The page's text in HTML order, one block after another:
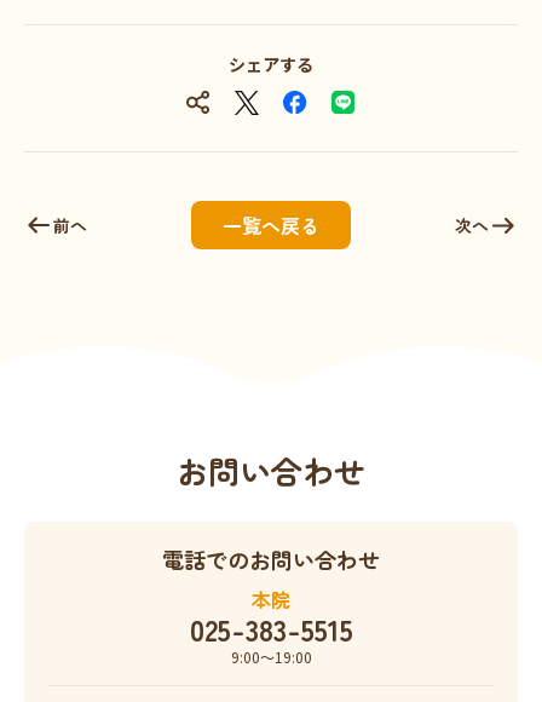
シェアする
前へ 一覧へ戻る 次へ
お問い合わせ
電話でのお問い合わせ
本院
025-383-5515
9:00〜19:00